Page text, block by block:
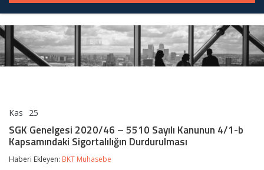
Kas 25
2020/46
–
Sayılı
SGK Genelgesi 2020/46 – 5510 Sayılı Kanunun 4/1-b
Kapsamındaki Sigortalılığın Durdurulması
Haberi Ekleyen: BKT Muhasebe